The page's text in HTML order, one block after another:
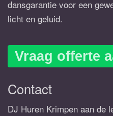
dansgarantie voor een
licht en geluid.
Vraag offerte
Contact
DJ Huren Krimpen aan de